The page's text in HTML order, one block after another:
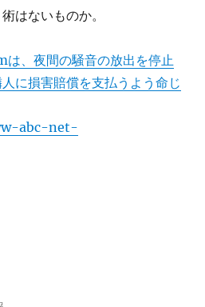
はないものか。
、夜間の騒音の放出を停止
に損害賠償を支払うよう命じ
abc-net-